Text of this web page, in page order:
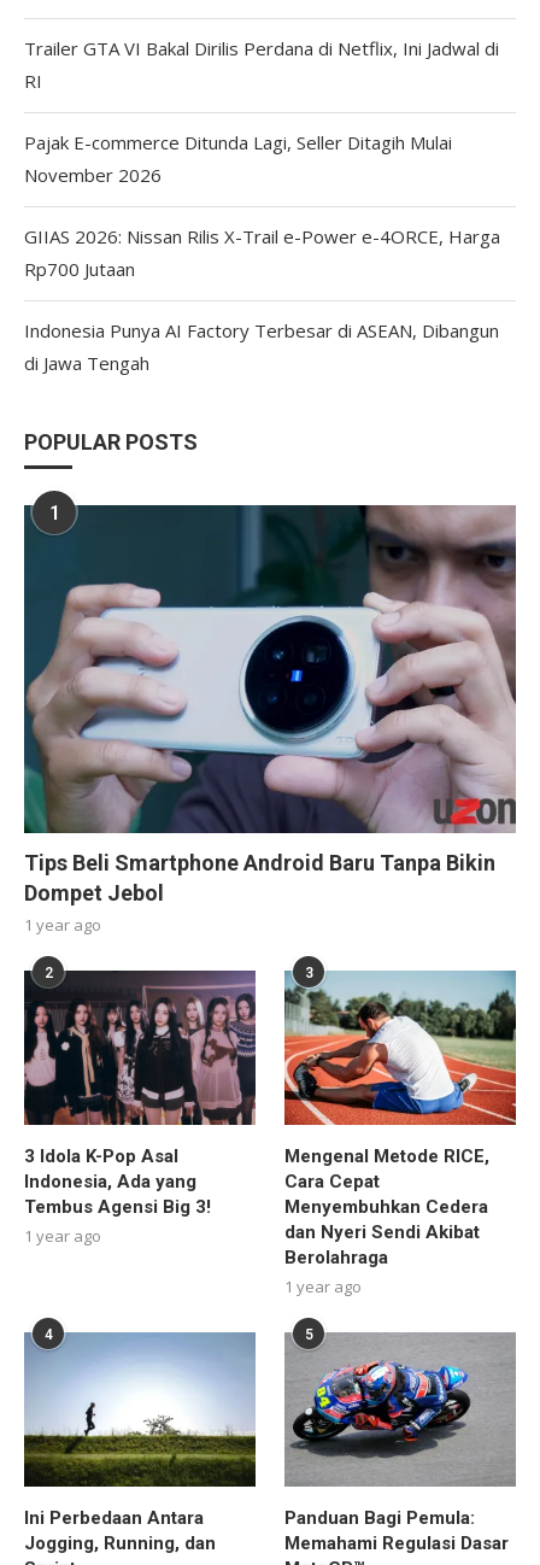
Trailer GTA VI Bakal Dirilis Perdana di Netflix, Ini Jadwal di
RI
Pajak E-commerce Ditunda Lagi, Seller Ditagih Mulai
November 2026
GIIAS 2026: Nissan Rilis X-Trail e-Power e-4ORCE, Harga
Rp700 Jutaan
Indonesia Punya AI Factory Terbesar di ASEAN, Dibangun
di Jawa Tengah
POPULAR POSTS
1
Tips Beli Smartphone Android Baru Tanpa Bikin
Dompet Jebol
1 year ago
2
3 Idola K-Pop Asal
Indonesia, Ada yang
Tembus Agensi Big 3!
1 year ago
3
Mengenal Metode RICE,
Cara Cepat
Menyembuhkan Cedera
dan Nyeri Sendi Akibat
Berolahraga
1 year ago
4
Ini Perbedaan Antara
Jogging, Running, dan
5
Panduan Bagi Pemula:
Memahami Regulasi Dasar